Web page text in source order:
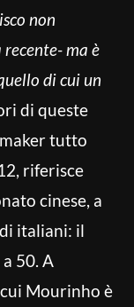
non
ma è
di cui un
di queste
tutto
riferisce
cinese, a
italiani: il
50. A
Mourinho è